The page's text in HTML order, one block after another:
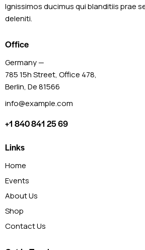
Ignissimos ducimus qui blanditiis prae
deleniti.
Office
Germany —
785 15h Street, Office 478,
Berlin, De 81566
info@example.com
+1 840 841 25 69
Links
Home
Events
About Us
Shop
Contact Us